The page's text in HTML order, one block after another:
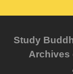
Study
Archives